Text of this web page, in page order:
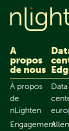
A
propos
de nous
À propos
de
nLighten
Engagement
Data